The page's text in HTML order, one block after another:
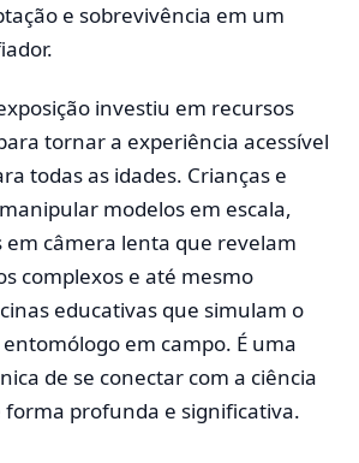
e sobrevivência em um
investiu em recursos
tornar a experiência acessível
todas as idades. Crianças e
modelos em escala,
em câmera lenta que revelam
complexos e até mesmo
educativas que simulam o
em campo. É uma
de se conectar com a ciência
forma profunda e significativa.